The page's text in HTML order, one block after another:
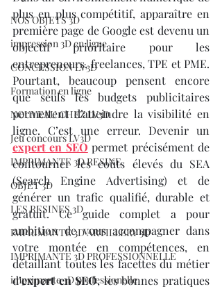
NOS OBJETS 3D
impression 3D en ligne
CONCESSION LV3D
Formation en ligne
NOUVEAU CHEZ LV3D
Jeu concours LV3D
IMPRIMANTE 3D RESINE
OBJET 3D
LES RESINES 3D
IMPRIMANTE 3D ARTILLERY 3D
IMPRIMANTE 3D PROFESSIONNELLE
imprimante 3D professionelle
plus en plus compétitif, apparaître en
première page de Google est devenu un
objectif prioritaire pour les
entrepreneurs, freelances, TPE et PME.
Pourtant, beaucoup pensent encore
que seuls les budgets publicitaires
permettent d’atteindre la visibilité en
expert en SEO permet précisément de
contourner les coûts élevés du SEA
(Search Engine Advertising) et de
générer un trafic qualifié, durable et
gratuit. Ce guide complet a pour
ambition de vous accompagner dans
votre montée en compétences, en
détaillant toutes les facettes du métier
d’expert en SEO, les bonnes pratiques